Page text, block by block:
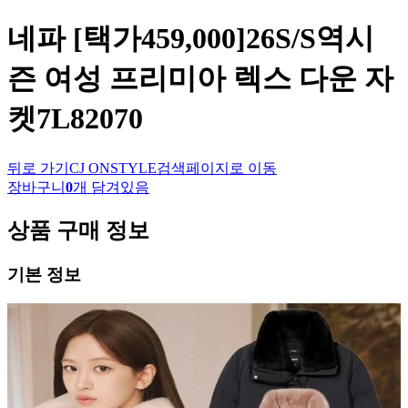
네파[택가459,000]26S/S역시
즌 여성 프리미아 렉스 다운 자
켓7L82070
뒤로 가기 CJ ONSTYLE검색페이지로 이동
장바구니 0개 담겨있음
상품 구매 정보
기본 정보